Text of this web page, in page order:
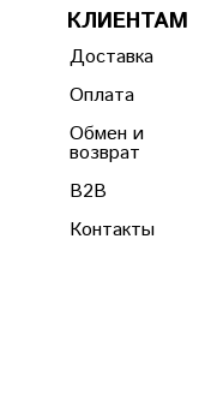
КЛИЕНТАМ
Доставка
Оплата
Обмен и
возврат
B2B
Контакты